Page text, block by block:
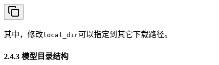
其中，修改local_dir可以指定到其它下载路径。
2.4.3 模型目录结构